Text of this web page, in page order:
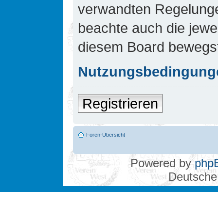
verwandten
beachte auch die
diesem Board
Registrieren
Foren-Übersicht
Powered by